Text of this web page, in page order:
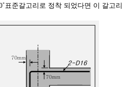
표준갈고리로 정착 되었다면 이 갈고